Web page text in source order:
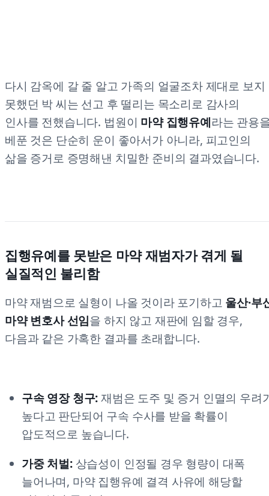
다시 감옥에 갈 줄 알고 가족의 얼굴조차 제대로 보지
못했던 박 씨는 선고 후 떨리는 목소리로 감사의
인사를 전했습니다. 법원이 마약 집행유예라는 관용
베푼 것은 단순히 운이 좋아서가 아니라, 피고인의
삶을 증거로 증명해낸 치밀한 준비의 결과였습니다.
집행유예를 못받은 마약 재범자가 겪게 될
실질적인 불리함
마약 재범으로 실형이 나올 것이라 포기하고 울산·부
마약 변호사 선임을 하지 않고 재판에 임할 경우,
다음과 같은 가혹한 결과를 초래합니다.
구속 영장 청구:재범은 도주 및 증거 인멸의 우려
높다고 판단되어 구속 수사를 받을 확률이
압도적으로 높습니다.
가중 처벌:상습성이 인정될 경우 형량이 대폭
늘어나며, 마약 집행유예 결격 사유에 해당할